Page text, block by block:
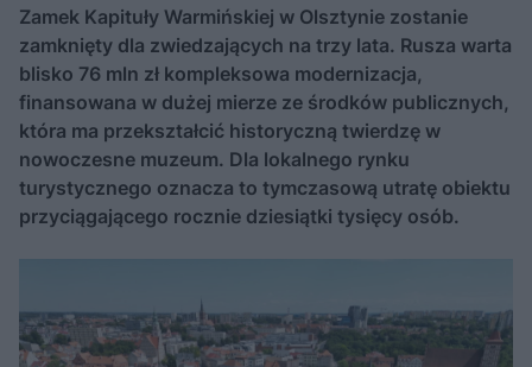
Zamek Kapituły Warmińskiej w Olsztynie zostanie
zamknięty dla zwiedzających na trzy lata. Rusza warta
blisko 76 mln zł kompleksowa modernizacja,
finansowana w dużej mierze ze środków publicznych,
która ma przekształcić historyczną twierdzę w
nowoczesne muzeum. Dla lokalnego rynku
turystycznego oznacza to tymczasową utratę obiektu
przyciągającego rocznie dziesiątki tysięcy osób.